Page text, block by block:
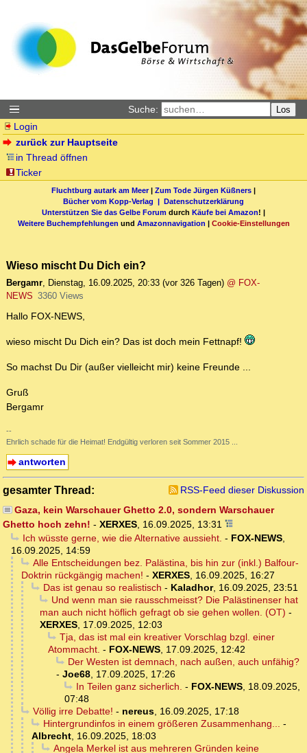
Suche: Los
Login
zurück zur Hauptseite
in Thread öffnen
Ticker
Fluchtburg autark am Meer| Zum Tode Jürgen Küßners |
Bücher vom Kopp-Verlag | Datenschutzerklärung
Unterstützen Sie das Gelbe Forum durch Käufe bei Amazon! |
Weitere Buchempfehlungen und Amazonnavigation | Cookie-Einstellungen
Wieso mischt Du Dich ein?
Bergamr, Dienstag, 16.09.2025, 20:33 (vor 326 Tagen) @ FOX-
NEWS 3360 Views
Hallo FOX-NEWS,
wieso mischt Du Dich ein? Das ist doch mein Fettnapf!
So machst Du Dir (außer vielleicht mir) keine Freunde ...
Gruß
Bergamr
--
Ehrlich schade für die Heimat! Endgültig verloren seit Sommer 2015 ...
antworten
gesamter Thread:
RSS-Feed dieser Diskussion
Gaza, kein Warschauer Ghetto 2.0, sondern Warschauer
Ghetto hoch zehn! - XERXES, 16.09.2025, 13:31
Ich wüsste gerne, wie die Alternative aussieht. - FOX-NEWS,
16.09.2025, 14:59
Alle Entscheidungen bez. Palästina, bis hin zur (inkl.) Balfour-
Doktrin rückgängig machen! - XERXES, 16.09.2025, 16:27
Das ist genau so realistisch - Kaladhor, 16.09.2025, 23:51
Und wenn man sie rausschmeisst? Die Palästinenser hat
man auch nicht höflich gefragt ob sie gehen wollen. (OT) -
XERXES, 17.09.2025, 12:03
Tja, das ist mal ein kreativer Vorschlag bzgl. einer
Atommacht. - FOX-NEWS, 17.09.2025, 12:42
Der Westen ist demnach, nach außen, auch unfähig?
- Joe68, 17.09.2025, 17:26
In Teilen ganz sicherlich. - FOX-NEWS, 18.09.2025,
07:48
Völlig irre Debatte! - nereus, 16.09.2025, 17:18
Hintergrundinfos in einem größeren Zusammenhang... -
Albrecht, 16.09.2025, 18:03
Angela Merkel ist aus mehreren Gründen keine